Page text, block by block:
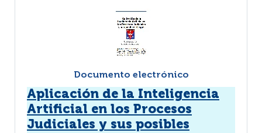
Documento electrónico
Aplicación de la Inteligencia
Artificial en los Procesos
Judiciales y sus posibles